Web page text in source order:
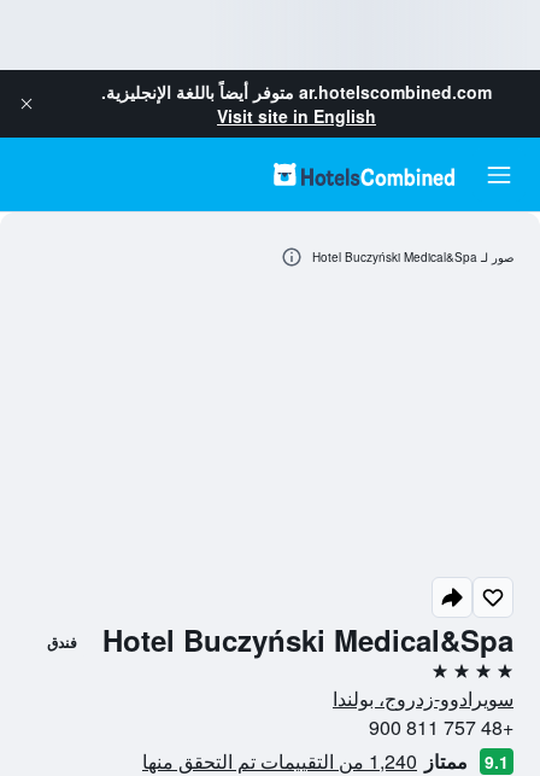
ar.hotelscombined.com متوفر أيضاً باللغة الإنجليزية.
Visit site in English
Hotel Buczyński Medical&Spa فندق
4 نجوم
سويرادوو-زدروج، بولندا
+48 757 811 900
9.1 ممتاز 1,240 من التقييمات تم التحقق منها
صور لـ Hotel Buczyński Medical&Spa